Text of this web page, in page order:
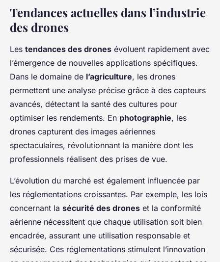
Tendances actuelles dans l’industrie
des drones
Les tendances des drones évoluent rapidement avec
l’émergence de nouvelles applications spécifiques.
Dans le domaine de l’agriculture, les drones
permettent une analyse précise grâce à des capteurs
avancés, détectant la santé des cultures pour
optimiser les rendements. En photographie, les
drones capturent des images aériennes
spectaculaires, révolutionnant la manière dont les
professionnels réalisent des prises de vue.
L’évolution du marché est également influencée par
les réglementations croissantes. Par exemple, les lois
concernant la sécurité des drones et la conformité
aérienne nécessitent que chaque utilisation soit bien
encadrée, assurant une utilisation responsable et
sécurisée. Ces réglementations stimulent l’innovation